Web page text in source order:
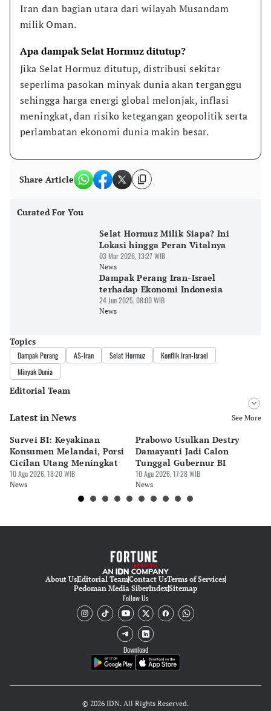
Iran dan bagian utara dari wilayah Musandam
milik Oman.
Apa dampak Selat Hormuz ditutup?
Jika Selat Hormuz ditutup, distribusi sekitar
seperlima pasokan minyak dunia akan terganggu
sehingga harga energi global melonjak, inflasi
meningkat, dan risiko ketegangan geopolitik serta
perlambatan ekonomi dunia makin besar.
Share Article
Curated For You
Selat Hormuz Milik Siapa? Ini
Lokasi hingga Peran Vitalnya
03 Mar 2026, 13:27 WIB
News
Dampak Perang Iran-Israel
terhadap Ekonomi Indonesia
24 Jun 2025, 08:00 WIB
News
Topics
Dampak Perang AS-Iran Selat Hormuz
Konflik Iran-Israel
Minyak Dunia
Editorial Team
Editor
Editor
Yunisda Dwi Saputri
Latest in News See More
Survei BI: Keyakinan
Konsumen Melandai, Porsi
Cicilan Utang Meningkat
10 Agu 2026, 18:20 WIB
News
Prabowo Usulkan Destry
Damayanti Jadi Calon
Tunggal Gubernur BI
10 Agu 2026, 17:28 WIB
News
About UsEditorial TeamContact UsTerms of Services
Pedoman Media SiberIndexSitemap
Follow Us
Download
© 2026 IDN. All Rights Reserved.